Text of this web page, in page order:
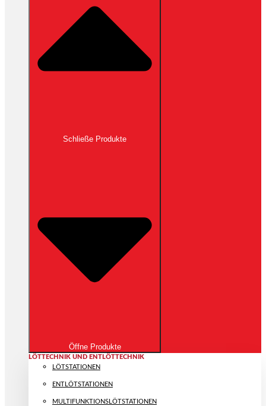
Schließe Produkte
Öffne Produkte
LÖTTECHNIK UND ENTLÖTTECHNIK
LÖTSTATIONEN
ENTLÖTSTATIONEN
MULTIFUNKTIONS­LÖTSTATIONEN